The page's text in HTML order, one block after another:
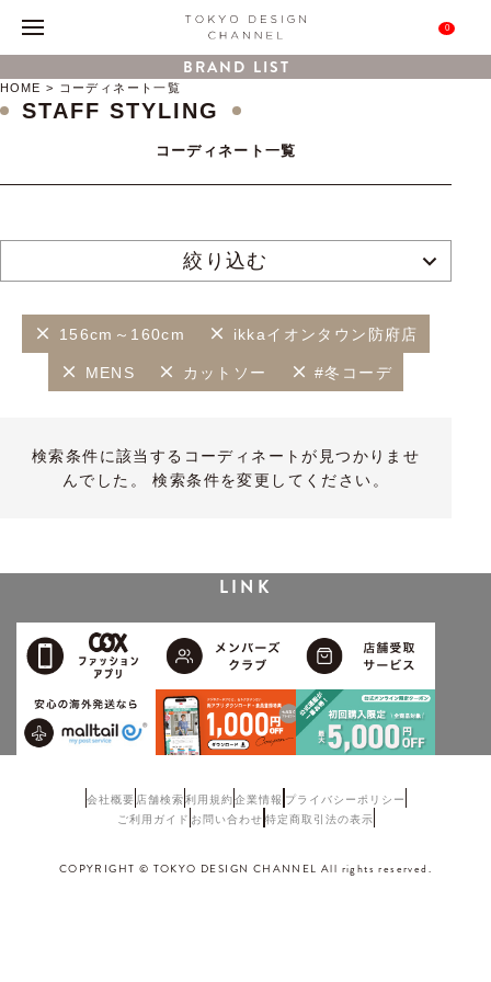
0
BRAND LIST
HOME コーディネート一覧
STAFF STYLING
コーディネート一覧
絞り込む
156cm～160cm ikkaイオンタウン防府店
MENS カットソー #冬コーデ
検索条件に該当するコーディネートが見つかりませ
んでした。 検索条件を変更してください。
LINK
会社概要 店舗検索利用規約企業情報 プライバシーポリシー
ご利用ガイド お問い合わせ 特定商取引法の表示
COPYRIGHT © TOKYO DESIGN CHANNEL All rights reserved.